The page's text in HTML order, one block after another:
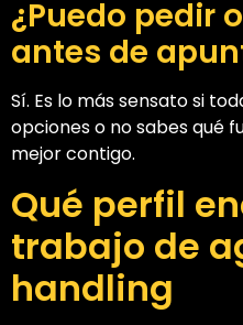
¿Puedo pedir
antes de
Sí. Es lo más sensato si
opciones o no sabes qué
mejor contigo.
Qué perfil
trabajo de
handling